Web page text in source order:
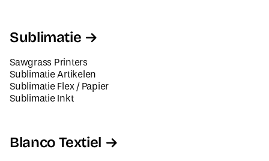
Sublimatie
Sawgrass Printers
Sublimatie Artikelen
Sublimatie Flex / Papier
Sublimatie Inkt
Blanco Textiel